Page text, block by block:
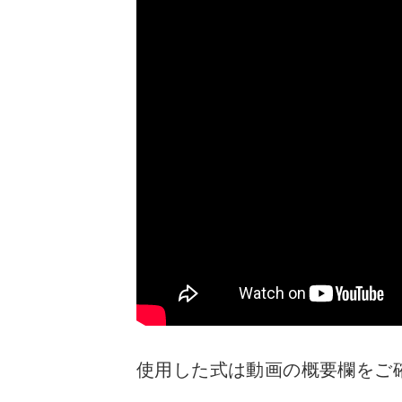
使用した式は動画の概要欄をご